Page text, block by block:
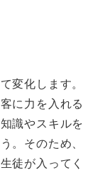
変化します。
に力を入れる
識やスキルを
。そのため、
徒が入ってく